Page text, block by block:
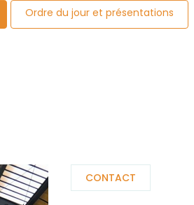
Ordre du jour et présentations
CONTACT